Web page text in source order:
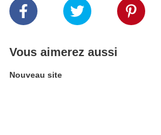
Vous aimerez aussi
Nouveau site